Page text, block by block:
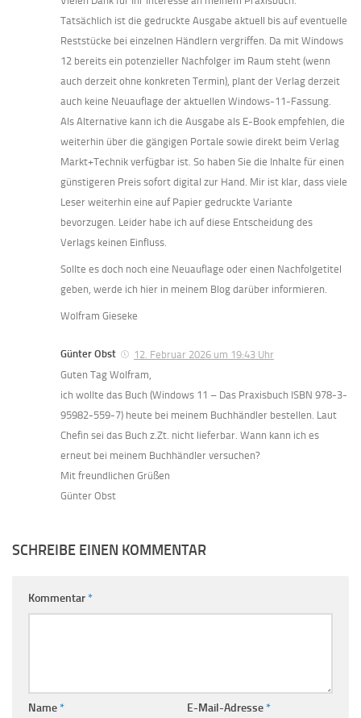
Tatsächlich ist die gedruckte Ausgabe aktuell bis auf eventuelle
Reststücke bei einzelnen Händlern vergriffen. Da mit Windows
12 bereits ein potenzieller Nachfolger im Raum steht (wenn
auch derzeit ohne konkreten Termin), plant der Verlag derzeit
auch keine Neuauflage der aktuellen Windows-11-Fassung.
Als Alternative kann ich die Ausgabe als E-Book empfehlen, die
weiterhin über die gängigen Portale sowie direkt beim Verlag
Markt+Technik verfügbar ist. So haben Sie die Inhalte für einen
günstigeren Preis sofort digital zur Hand. Mir ist klar, dass viele
Leser weiterhin eine auf Papier gedruckte Variante
bevorzugen. Leider habe ich auf diese Entscheidung des
Verlags keinen Einfluss.
Sollte es doch noch eine Neuauflage oder einen Nachfolgetitel
geben, werde ich hier in meinem Blog darüber informieren.
Wolfram Gieseke
Günter Obst
12. Februar 2026 um 19:43 Uhr
Guten Tag Wolfram,
ich wollte das Buch (Windows 11 – Das Praxisbuch ISBN 978-3-
95982-559-7) heute bei meinem Buchhändler bestellen. Laut
Chefin sei das Buch z.Zt. nicht lieferbar. Wann kann ich es
erneut bei meinem Buchhändler versuchen?
Mit freundlichen Grüßen
Günter Obst
SCHREIBE EINEN KOMMENTAR
Kommentar*
Name* E-Mail-Adresse*